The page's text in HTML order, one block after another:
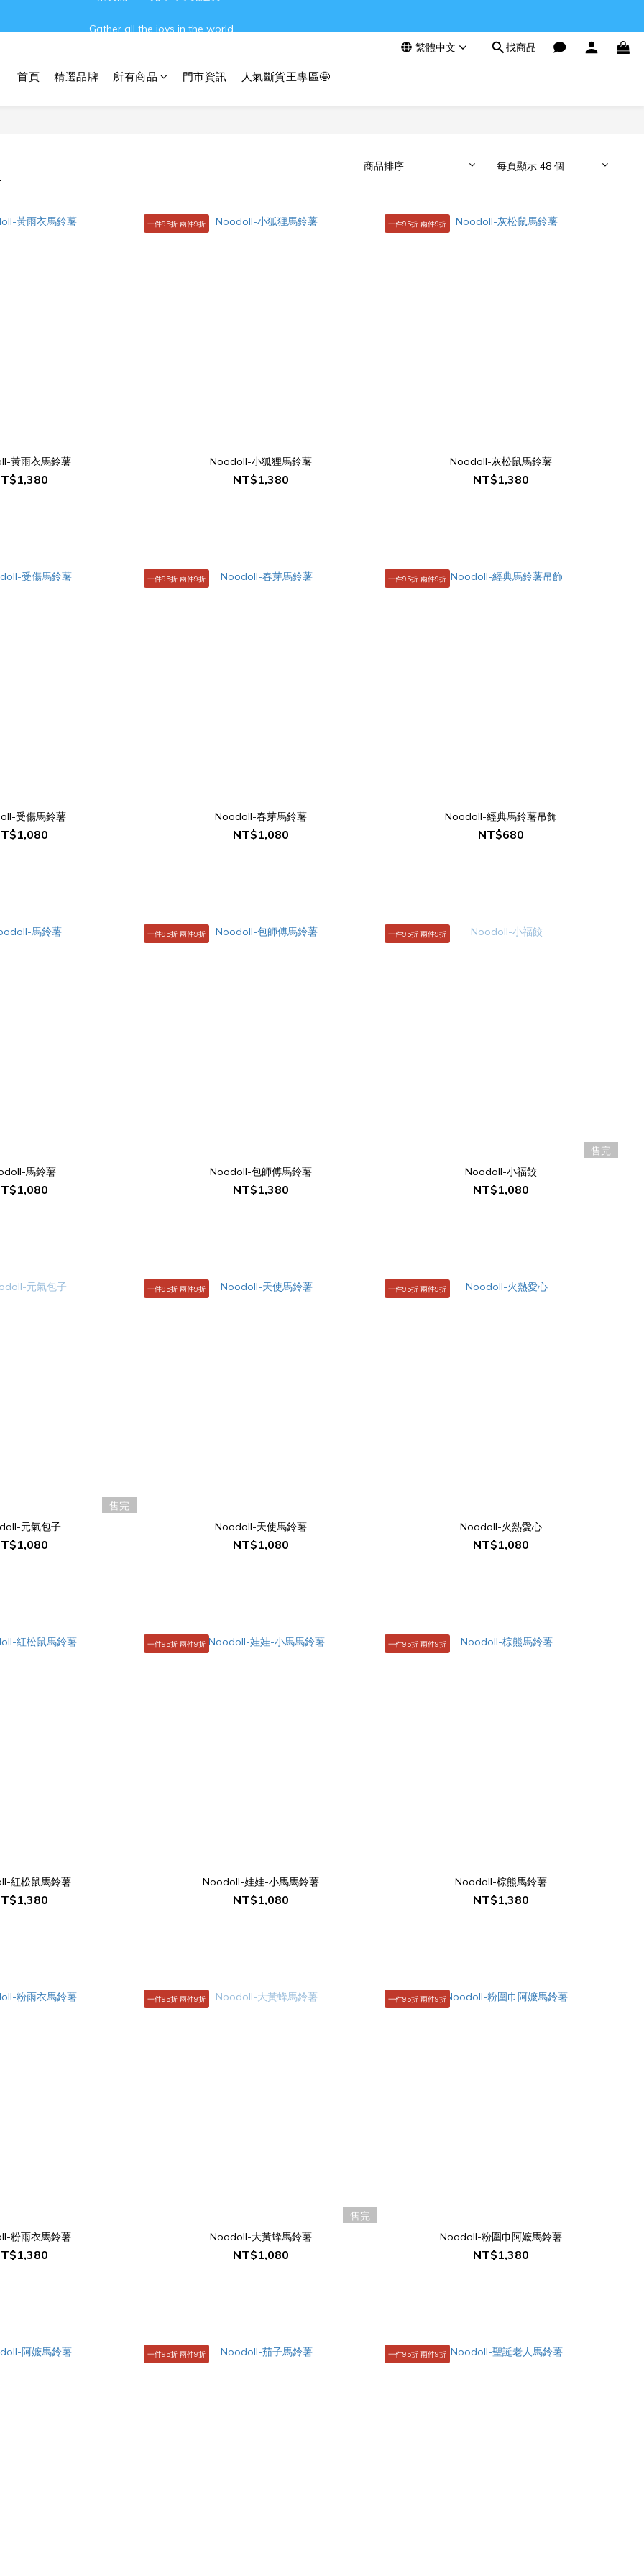
Gather all the joys in the world
繁體中文 找商品
首頁 精選品牌 所有商品 門市資訊 人氣斷貨王專區🤩
商品排序 每頁顯示 48 個
黃雨衣馬鈴薯
一件95折 兩件9折
Noodoll-小狐狸馬鈴薯
NT$1,380
一件95折 兩件9折
Noodoll-灰松鼠馬鈴薯
NT$1,380
受傷馬鈴薯
一件95折 兩件9折
Noodoll-春芽馬鈴薯
NT$1,080
一件95折 兩件9折
Noodoll-經典馬鈴薯吊飾
NT$680
馬鈴薯
一件95折 兩件9折
Noodoll-包師傅馬鈴薯
NT$1,380
一件95折 兩件9折
售完
Noodoll-小福餃
NT$1,080
售完
元氣包子
一件95折 兩件9折
Noodoll-天使馬鈴薯
NT$1,080
一件95折 兩件9折
Noodoll-火熱愛心
NT$1,080
紅松鼠馬鈴薯
一件95折 兩件9折
Noodoll-娃娃-小馬馬鈴薯
NT$1,080
一件95折 兩件9折
Noodoll-棕熊馬鈴薯
NT$1,380
粉雨衣馬鈴薯
一件95折 兩件9折
售完
Noodoll-大黃蜂馬鈴薯
NT$1,080
一件95折 兩件9折
Noodoll-粉圍巾阿嬤馬鈴薯
NT$1,380
一件95折 兩件9折 一件95折 兩件9折